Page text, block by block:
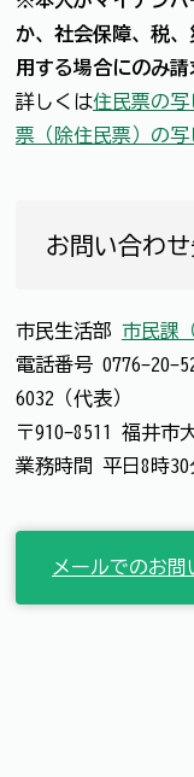
か、社会保障、税
用する場合にのみ請
詳しくは住民票の
票（除住民票）の写
お問い合わ
市民生活部 市民課
電話番号 0776-20-
6032（代表）
〒910-8511 福井市
業務時間 平日8時30
メールでのお問